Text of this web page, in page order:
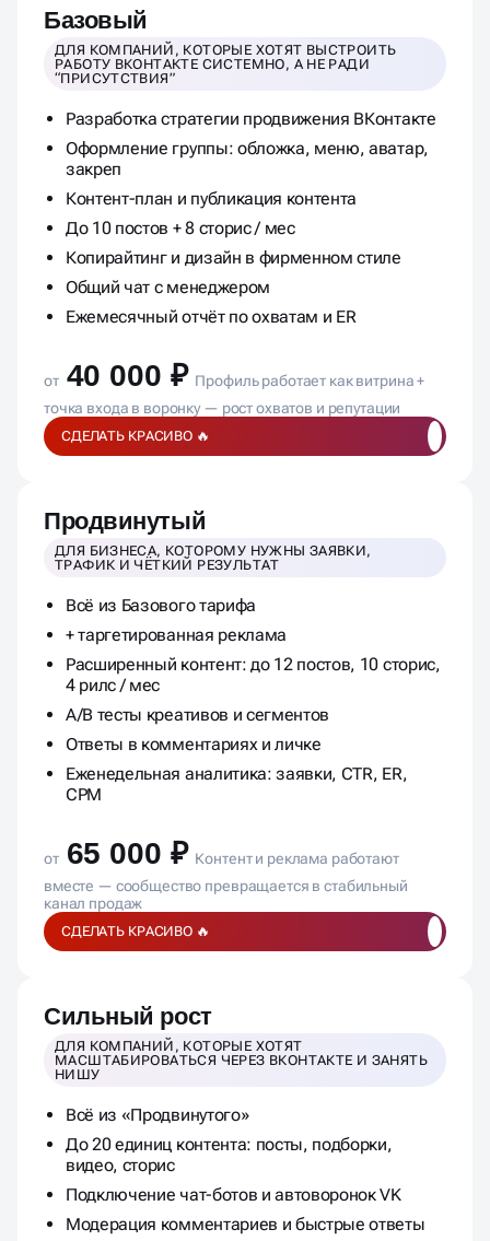
Базовый
ДЛЯ КОМПАНИЙ, КОТОРЫЕ ХОТЯТ ВЫСТРОИТЬ
РАБОТУ ВКОНТАКТЕ СИСТЕМНО, А НЕ РАДИ
“ПРИСУТСТВИЯ”
Разработка стратегии продвижения ВКонтакте
Оформление группы: обложка, меню, аватар,
закреп
Контент-план и публикация контента
До 10 постов + 8 сторис / мес
Копирайтинг и дизайн в фирменном стиле
Общий чат с менеджером
Ежемесячный отчёт по охватам и ER
от 40 000 ₽ Профиль работает как витрина +
точка входа в воронку — рост охватов и репутации
СДЕЛАТЬ КРАСИВО 🔥
Продвинутый
ДЛЯ БИЗНЕСА, КОТОРОМУ НУЖНЫ ЗАЯВКИ,
ТРАФИК И ЧЁТКИЙ РЕЗУЛЬТАТ
Всё из Базового тарифа
+ таргетированная реклама
Расширенный контент: до 12 постов, 10 сторис,
4 рилс / мес
A/B тесты креативов и сегментов
Ответы в комментариях и личке
Еженедельная аналитика: заявки, CTR, ER,
CPM
от 65 000 ₽ Контент и реклама работают
вместе — сообщество превращается в стабильный
канал продаж
СДЕЛАТЬ КРАСИВО 🔥
Сильный рост
ДЛЯ КОМПАНИЙ, КОТОРЫЕ ХОТЯТ
МАСШТАБИРОВАТЬСЯ ЧЕРЕЗ ВКОНТАКТЕ И ЗАНЯТЬ
НИШУ
Всё из «Продвинутого»
До 20 единиц контента: посты, подборки,
видео, сторис
Подключение чат-ботов и автоворонок VK
Модерация комментариев и быстрые ответы